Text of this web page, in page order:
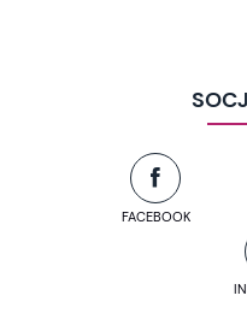
FACEBOOK